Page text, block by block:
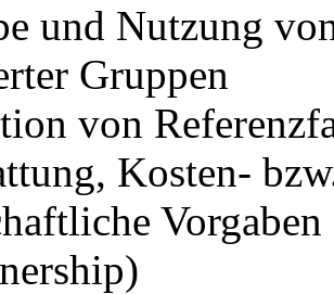
und Nutzung
Gruppen
von
Kosten-